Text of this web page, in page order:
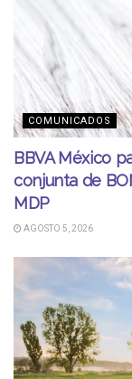
COMUNICADOS
BBVA México
conjunta de
MDP
AGOSTO 5, 2026